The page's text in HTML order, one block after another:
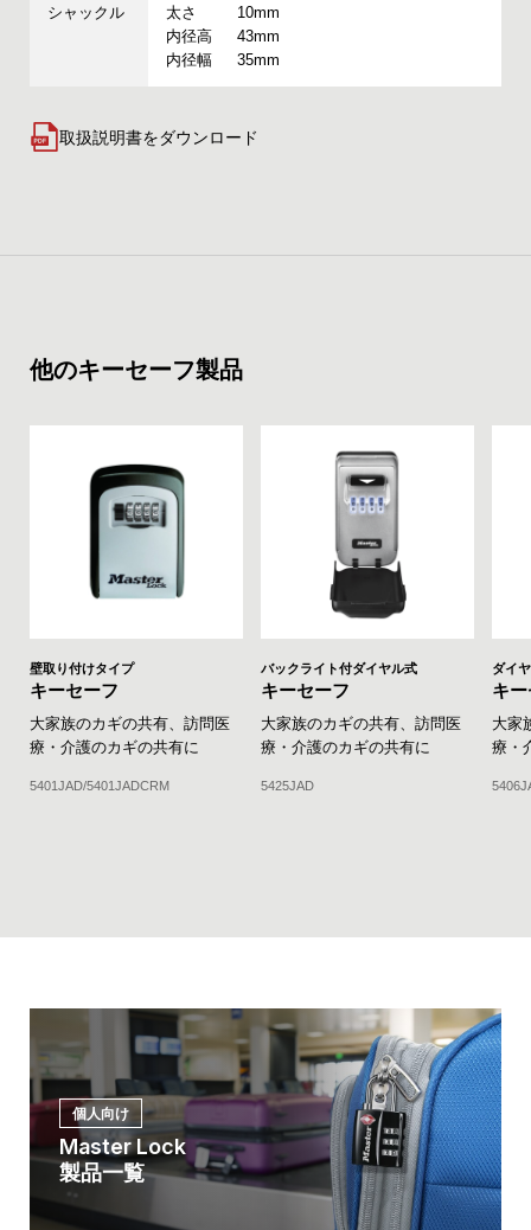
シャックル 太さ
10mm
内径高
43mm
内径幅
35mm
取扱説明書をダウンロード
他のキーセーフ製品
壁取り付けタイプ
キーセーフ
大家族のカギの共有、訪問医
療・介護のカギの共有に
5401JAD/5401JADCRM
バックライト付ダイヤル式
キーセーフ
大家族のカギの共有、訪問医
療・介護のカギの共有に
5425JAD
ダイ
キ
大家
療・
個人向け
Master Lock
製品一覧